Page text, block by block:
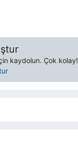
kaydolun. Çok kolay!